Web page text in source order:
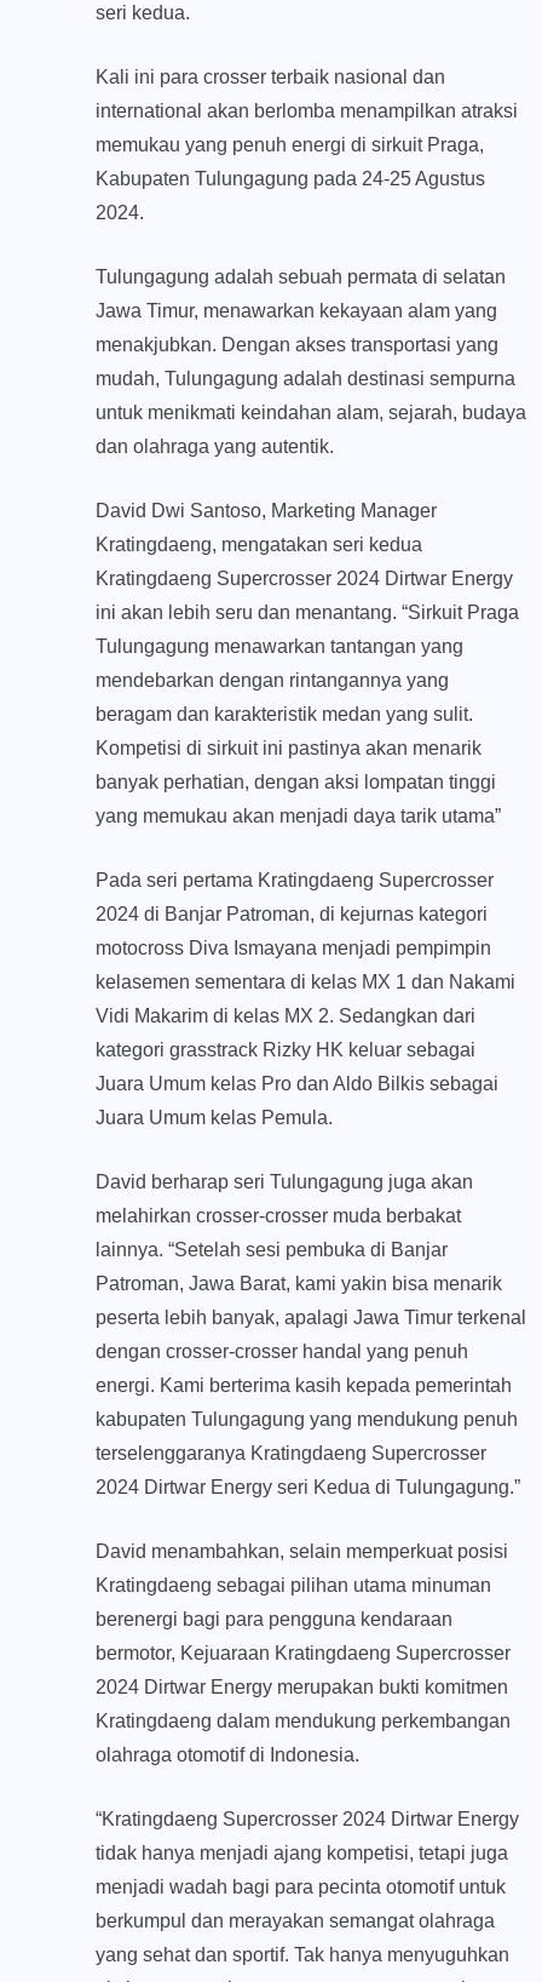
seri kedua.
Kali ini para crosser terbaik nasional dan
international akan berlomba menampilkan atraksi
memukau yang penuh energi di sirkuit Praga,
Kabupaten Tulungagung pada 24-25 Agustus
2024.
Tulungagung adalah sebuah permata di selatan
Jawa Timur, menawarkan kekayaan alam yang
menakjubkan. Dengan akses transportasi yang
mudah, Tulungagung adalah destinasi sempurna
untuk menikmati keindahan alam, sejarah, budaya
dan olahraga yang autentik.
David Dwi Santoso, Marketing Manager
Kratingdaeng, mengatakan seri kedua
Kratingdaeng Supercrosser 2024 Dirtwar Energy
ini akan lebih seru dan menantang. “Sirkuit Praga
Tulungagung menawarkan tantangan yang
mendebarkan dengan rintangannya yang
beragam dan karakteristik medan yang sulit.
Kompetisi di sirkuit ini pastinya akan menarik
banyak perhatian, dengan aksi lompatan tinggi
yang memukau akan menjadi daya tarik utama”
Pada seri pertama Kratingdaeng Supercrosser
2024 di Banjar Patroman, di kejurnas kategori
motocross Diva Ismayana menjadi pempimpin
kelasemen sementara di kelas MX 1 dan Nakami
Vidi Makarim di kelas MX 2. Sedangkan dari
kategori grasstrack Rizky HK keluar sebagai
Juara Umum kelas Pro dan Aldo Bilkis sebagai
Juara Umum kelas Pemula.
David berharap seri Tulungagung juga akan
melahirkan crosser-crosser muda berbakat
lainnya. “Setelah sesi pembuka di Banjar
Patroman, Jawa Barat, kami yakin bisa menarik
peserta lebih banyak, apalagi Jawa Timur terkenal
dengan crosser-crosser handal yang penuh
energi. Kami berterima kasih kepada pemerintah
kabupaten Tulungagung yang mendukung penuh
terselenggaranya Kratingdaeng Supercrosser
2024 Dirtwar Energy seri Kedua di Tulungagung.”
David menambahkan, selain memperkuat posisi
Kratingdaeng sebagai pilihan utama minuman
berenergi bagi para pengguna kendaraan
bermotor, Kejuaraan Kratingdaeng Supercrosser
2024 Dirtwar Energy merupakan bukti komitmen
Kratingdaeng dalam mendukung perkembangan
olahraga otomotif di Indonesia.
“Kratingdaeng Supercrosser 2024 Dirtwar Energy
tidak hanya menjadi ajang kompetisi, tetapi juga
menjadi wadah bagi para pecinta otomotif untuk
berkumpul dan merayakan semangat olahraga
yang sehat dan sportif. Tak hanya menyuguhkan